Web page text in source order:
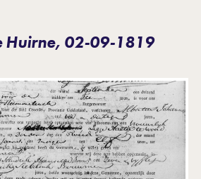
Huirne, 02-09-1819